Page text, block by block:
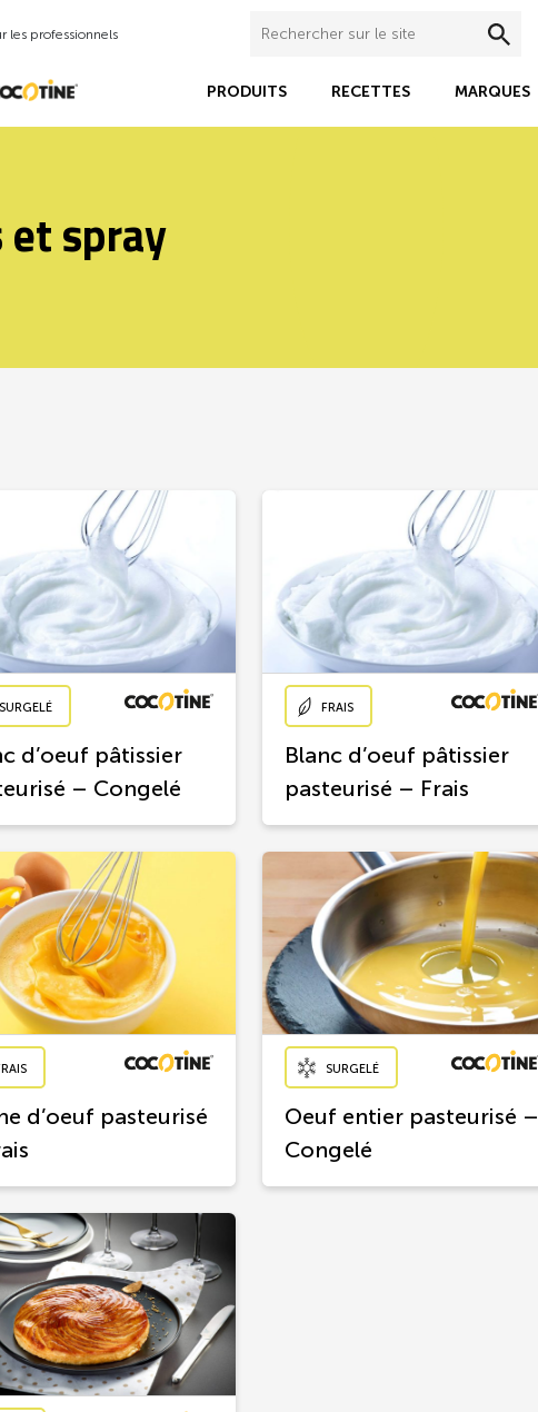
les professionnels
PRODUITS RECETTES MARQUES
et spray
SURGELÉ
d’oeuf pâtissier
– Congelé
FRAIS
Blanc d’oeuf pâtissier
pasteurisé – Frais
d’oeuf pasteurisé
SURGELÉ
Oeuf entier pasteurisé –
Congelé